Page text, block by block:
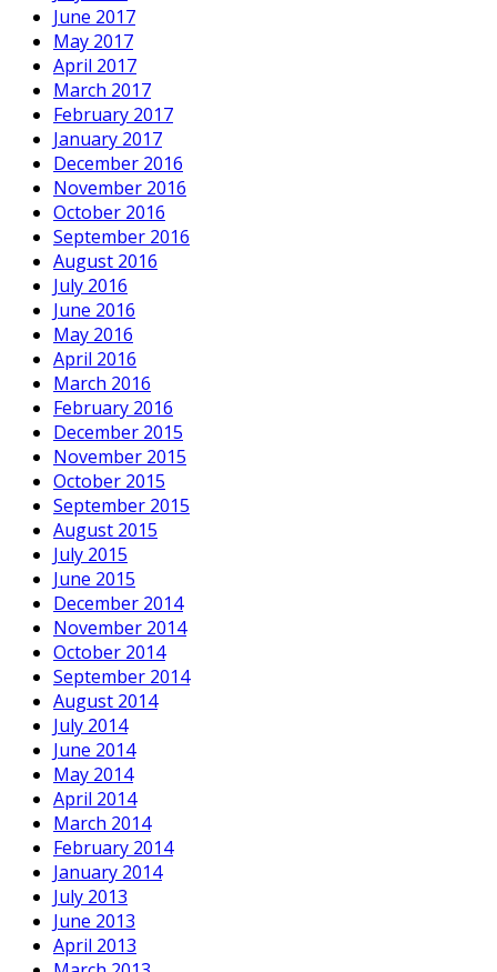
June 2017
May 2017
April 2017
March 2017
February 2017
January 2017
December 2016
November 2016
October 2016
September 2016
August 2016
July 2016
June 2016
May 2016
April 2016
March 2016
February 2016
December 2015
November 2015
October 2015
September 2015
August 2015
July 2015
June 2015
December 2014
November 2014
October 2014
September 2014
August 2014
July 2014
June 2014
May 2014
April 2014
March 2014
February 2014
January 2014
July 2013
June 2013
April 2013